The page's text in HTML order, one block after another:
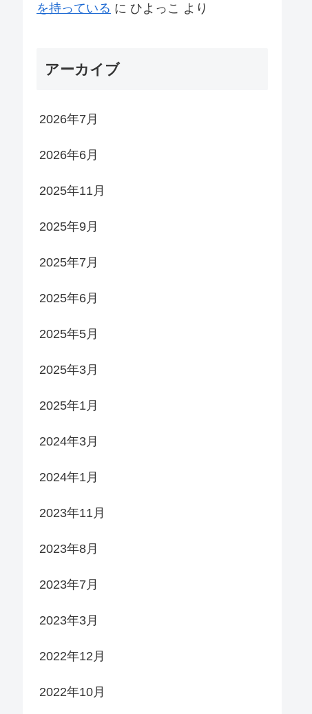
を持っている に ひよっこ より
アーカイブ
2026年7月
2026年6月
2025年11月
2025年9月
2025年7月
2025年6月
2025年5月
2025年3月
2025年1月
2024年3月
2024年1月
2023年11月
2023年8月
2023年7月
2023年3月
2022年12月
2022年10月